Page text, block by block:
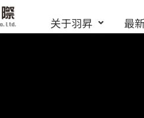
关于羽昇 最